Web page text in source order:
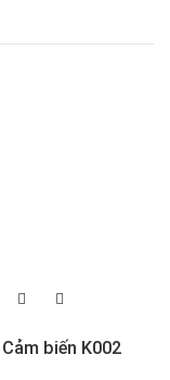
Cảm biến K002